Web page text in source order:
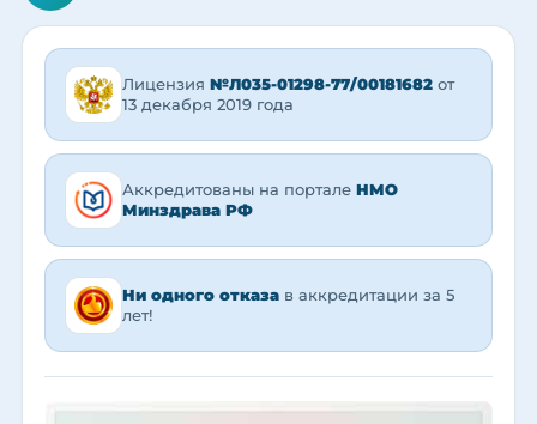
Лицензия №Л035-01298-77/00181682 от
13 декабря 2019 года
Аккредитованы на портале НМО
Минздрава РФ
Ни одного отказа в аккредитации за 5
лет!